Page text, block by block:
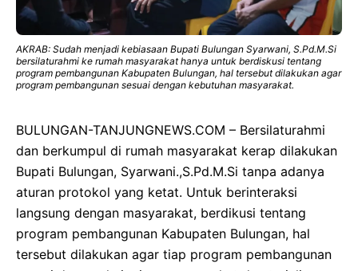
AKRAB: Sudah menjadi kebiasaan Bupati Bulungan Syarwani, S.Pd.M.Si
bersilaturahmi ke rumah masyarakat hanya untuk berdiskusi tentang
program pembangunan Kabupaten Bulungan, hal tersebut dilakukan agar
program pembangunan sesuai dengan kebutuhan masyarakat.
BULUNGAN-TANJUNGNEWS.COM – Bersilaturahmi
dan berkumpul di rumah masyarakat kerap dilakukan
Bupati Bulungan, Syarwani.,S.Pd.M.Si tanpa adanya
aturan protokol yang ketat. Untuk berinteraksi
langsung dengan masyarakat, berdikusi tentang
program pembangunan Kabupaten Bulungan, hal
tersebut dilakukan agar tiap program pembangunan